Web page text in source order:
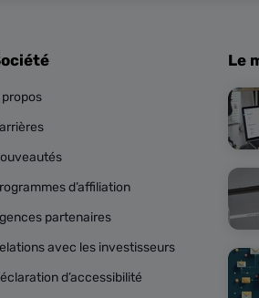
propos
d’affiliation
partenaires
avec les investisseurs
d’accessibilité
Le